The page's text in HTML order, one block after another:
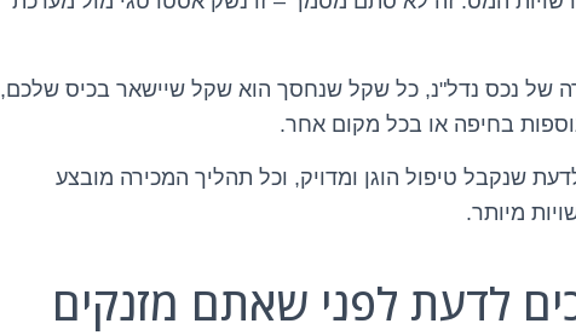
של נכס נדל"נ, כל שקל שנחסך הוא שקל שיישאר בכיס שלכם,
בחיפה או בכל מקום אחר.
שנקבל טיפול הוגן ומדויק, וכל תהליך המכירה מובצע
מיותר.
לדעת לפני שאתם מזנקים